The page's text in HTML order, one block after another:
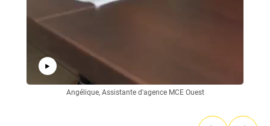
Angélique, Assistante d'agence MCE Ouest